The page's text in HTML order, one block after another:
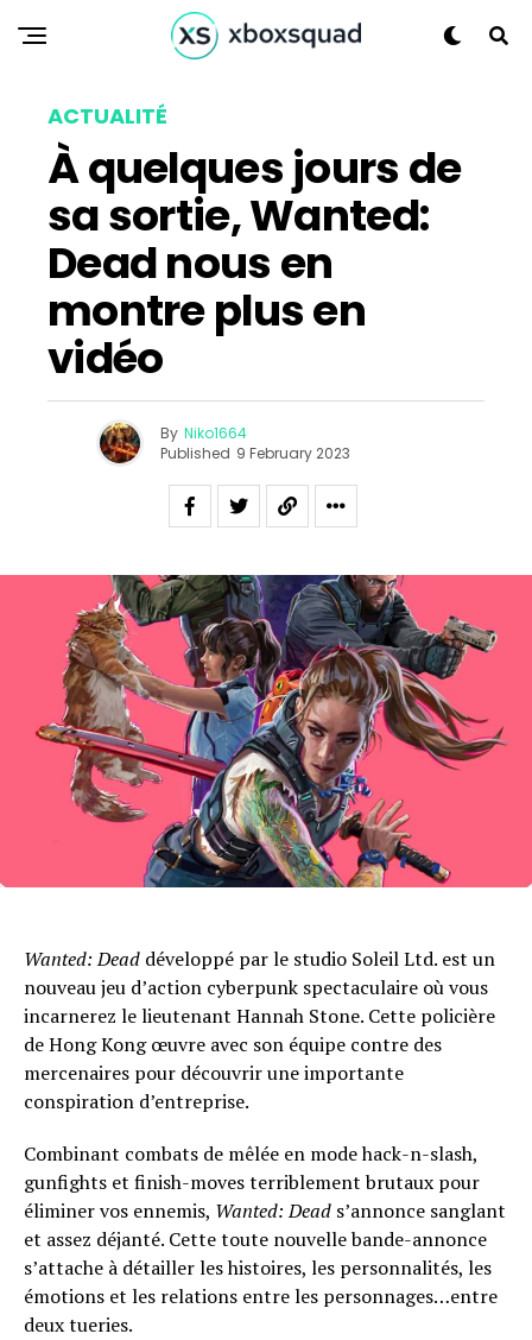
ACTUALITÉ
À quelques jours de
sa sortie, Wanted:
Dead nous en
montre plus en
vidéo
By Niko1664
Published 9 February 2023
Wanted: Dead développé par le studio Soleil Ltd. est un
nouveau jeu d’action cyberpunk spectaculaire où vous
incarnerez le lieutenant Hannah Stone. Cette policière
de Hong Kong œuvre avec son équipe contre des
mercenaires pour découvrir une importante
conspiration d’entreprise.
Combinant combats de mêlée en mode hack-n-slash,
gunfights et finish-moves terriblement brutaux pour
éliminer vos ennemis, Wanted: Dead s’annonce sanglant
et assez déjanté. Cette toute nouvelle bande-annonce
s’attache à détailler les histoires, les personnalités, les
émotions et les relations entre les personnages…entre
deux tueries.